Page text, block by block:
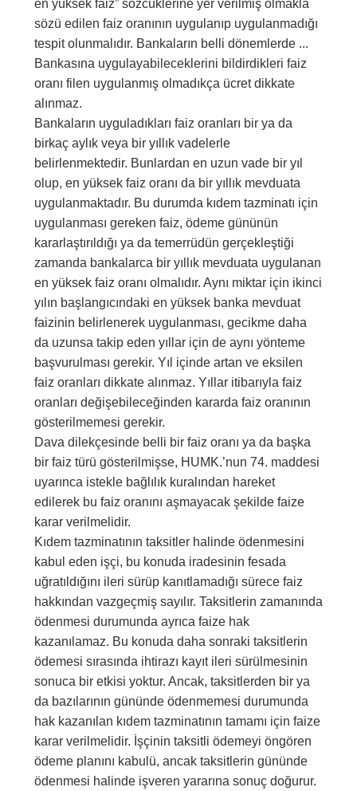
en yüksek faiz” sözcüklerine yer verilmiş olmakla
sözü edilen faiz oranının uygulanıp uygulanmadığı
tespit olunmalıdır. Bankaların belli dönemlerde ...
Bankasına uygulayabileceklerini bildirdikleri faiz
oranı filen uygulanmış olmadıkça ücret dikkate
alınmaz.
Bankaların uyguladıkları faiz oranları bir ya da
birkaç aylık veya bir yıllık vadelerle
belirlenmektedir. Bunlardan en uzun vade bir yıl
olup, en yüksek faiz oranı da bir yıllık mevduata
uygulanmaktadır. Bu durumda kıdem tazminatı için
uygulanması gereken faiz, ödeme gününün
kararlaştırıldığı ya da temerrüdün gerçekleştiği
zamanda bankalarca bir yıllık mevduata uygulanan
en yüksek faiz oranı olmalıdır. Aynı miktar için ikinci
yılın başlangıcındaki en yüksek banka mevduat
faizinin belirlenerek uygulanması, gecikme daha
da uzunsa takip eden yıllar için de aynı yönteme
başvurulması gerekir. Yıl içinde artan ve eksilen
faiz oranları dikkate alınmaz. Yıllar itibarıyla faiz
oranları değişebileceğinden kararda faiz oranının
gösterilmemesi gerekir.
Dava dilekçesinde belli bir faiz oranı ya da başka
bir faiz türü gösterilmişse, HUMK.’nun 74. maddesi
uyarınca istekle bağlılık kuralından hareket
edilerek bu faiz oranını aşmayacak şekilde faize
karar verilmelidir.
Kıdem tazminatının taksitler halinde ödenmesini
kabul eden işçi, bu konuda iradesinin fesada
uğratıldığını ileri sürüp kanıtlamadığı sürece faiz
hakkından vazgeçmiş sayılır. Taksitlerin zamanında
ödenmesi durumunda ayrıca faize hak
kazanılamaz. Bu konuda daha sonraki taksitlerin
ödemesi sırasında ihtirazı kayıt ileri sürülmesinin
sonuca bir etkisi yoktur. Ancak, taksitlerden bir ya
da bazılarının gününde ödenmemesi durumunda
hak kazanılan kıdem tazminatının tamamı için faize
karar verilmelidir. İşçinin taksitli ödemeyi öngören
ödeme planını kabulü, ancak taksitlerin gününde
ödenmesi halinde işveren yararına sonuç doğurur.